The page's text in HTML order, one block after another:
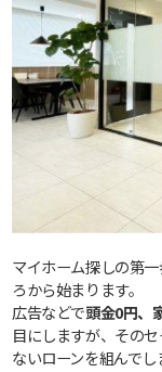
マイホーム探しの第
ろから始まります。
広告などで頭金0円、
目にしますが、その
ないローンを組んでし